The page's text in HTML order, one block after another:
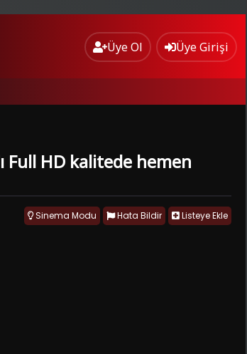
Üye Ol Üye Girişi
Full HD kalitede hemen
Listeye Ekle
Hata Bildir
Sinema Modu